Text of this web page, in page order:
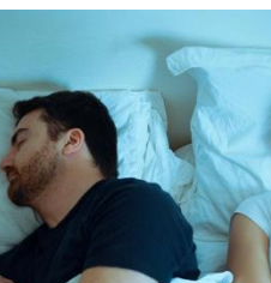
Pourquoi manger
protéines pourrait
finalement être
Grossesse et